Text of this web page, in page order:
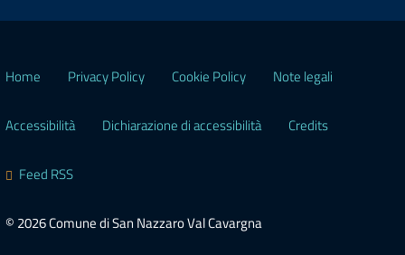
Home Privacy Policy Cookie Policy Note legali
Accessibilità Dichiarazione di accessibilità Credits
Feed RSS
© 2026 Comune di San Nazzaro Val Cavargna